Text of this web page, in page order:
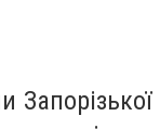
Запорізької